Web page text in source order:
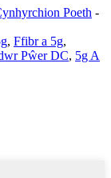
Poeth -
, Ffibr a 5g,
Pŵer DC, 5g A